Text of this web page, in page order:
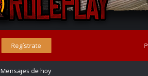
Regístrate
Mensajes de hoy